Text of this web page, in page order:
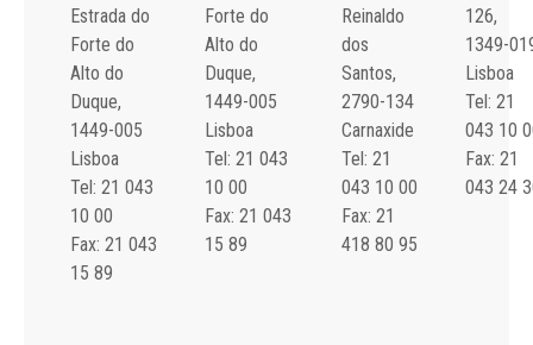
Estrada do
Forte do
Alto do
Duque,
1449-005
Lisboa
Tel: 21 043
10 00
Fax: 21 043
15 89
Forte do
Alto do
Duque,
1449-005
Lisboa
Tel: 21 043
10 00
Fax: 21 043
15 89
Reinaldo
dos
Santos,
2790-134
Carnaxide
Tel: 21
043 10 00
Fax: 21
418 80 95
126,
1349-
Lisboa
Tel: 21
043 10
Fax: 21
043 24